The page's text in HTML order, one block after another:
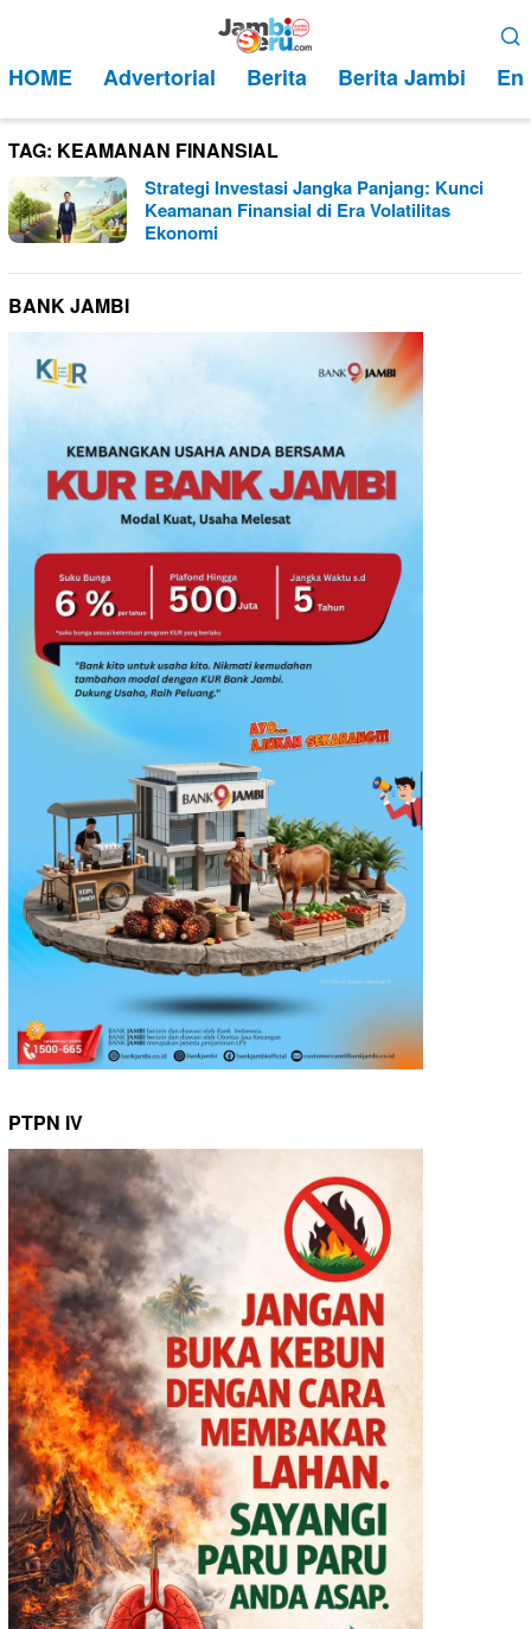
kontenMobile
HOME Advertorial Berita Berita Jambi
TAG: KEAMANAN FINANSIAL
Strategi Investasi Jangka Panjang: Kunci
Keamanan Finansial di Era Volatilitas
Ekonomi
BANK JAMBI
PTPN IV